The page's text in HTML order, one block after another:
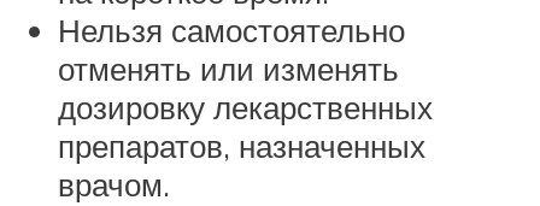
Нельзя самостоятельно
отменять или изменять
дозировку лекарственных
препаратов, назначенных
врачом.